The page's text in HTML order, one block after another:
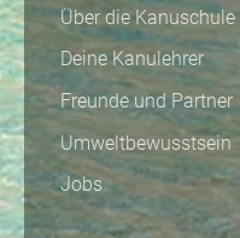
Über die Kanuschule
Deine Kanulehrer
Freunde und Partner
Umweltbewusstsein
Jobs